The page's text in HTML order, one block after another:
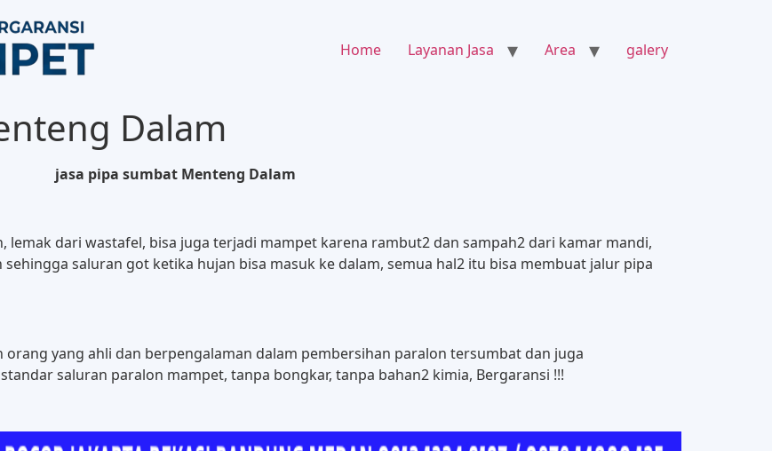
Home Layanan Jasa Area galery
Dalam
jasa pipa sumbat Menteng Dalam
lemak dari wastafel, bisa juga terjadi mampet karena rambut2 dan sampah2 dari kamar mandi,
saluran got ketika hujan bisa masuk ke dalam, semua hal2 itu bisa membuat jalur pipa
yang ahli dan berpengalaman dalam pembersihan paralon tersumbat dan juga
saluran paralon mampet, tanpa bongkar, tanpa bahan2 kimia, Bergaransi !!!